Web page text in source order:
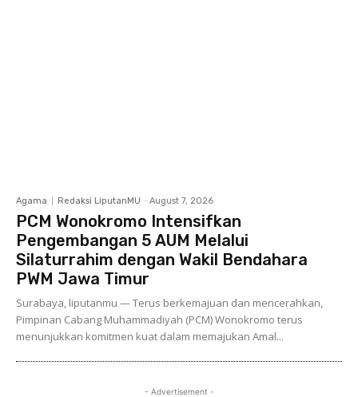
Agama Redaksi LiputanMU - August 7, 2026
PCM Wonokromo Intensifkan
Pengembangan 5 AUM Melalui
Silaturrahim dengan Wakil Bendahara
PWM Jawa Timur
Surabaya, liputanmu — Terus berkemajuan dan mencerahkan,
Pimpinan Cabang Muhammadiyah (PCM) Wonokromo terus
menunjukkan komitmen kuat dalam memajukan Amal...
- Advertisement -